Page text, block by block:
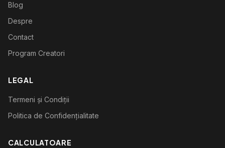
Blog
Despre
Contact
Program Creatori
LEGAL
Termeni și Condiții
Politica de Confidențialitate
CALCULATOARE